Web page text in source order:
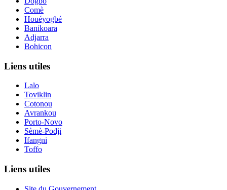
Comè
Houéyogbé
Banikoara
Adjarra
Bohicon
Liens utiles
Lalo
Toviklin
Cotonou
Avrankou
Porto-Novo
Sèmè-Podji
Ifangni
Toffo
Liens utiles